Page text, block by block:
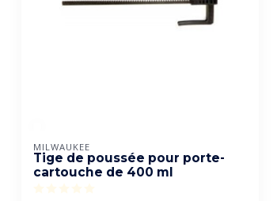
MILWAUKEE
Tige de poussée pour porte-
cartouche de 400 ml